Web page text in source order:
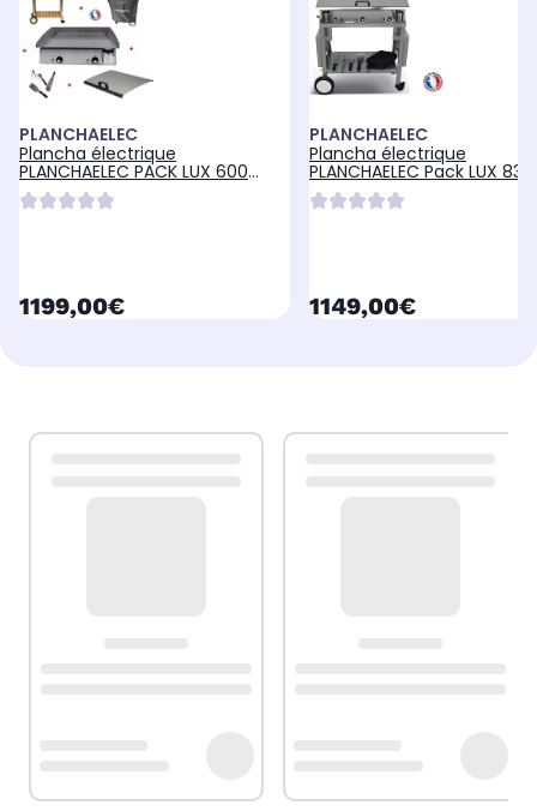
PLANCHAELEC
Plancha électrique
PLANCHAELEC PACK LUX 600
INOX
currentPrice
1199,00€
PLANCHAELEC
Plancha électrique
PLANCHAELEC Pack LUX
- CHARIOT MONCEAU
currentPrice
1149,00€